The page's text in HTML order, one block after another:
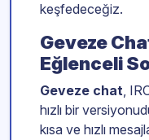
keşfedeceğiz.
Geveze
Eğlenceli
Geveze chat,
hızlı bir
kısa ve hızlı